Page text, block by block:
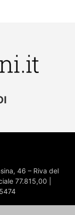
46 – Riva del
77.815,00 |